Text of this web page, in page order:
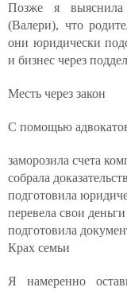
Позже я
(Валери), что
они юридически
и бизнес через
Месть через закон
С помощью
заморозила счета
собрала
подготовила
перевела свои
подготовила
Крах семьи
Я намеренно